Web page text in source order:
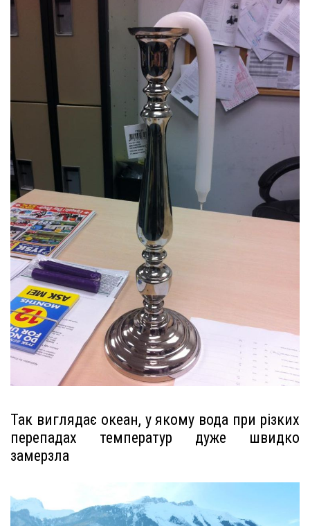
Так виглядає океан, у якому вода при різких
перепадах температур дуже швидко
замерзла